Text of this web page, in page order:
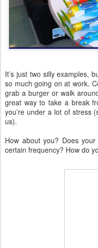
It’s just two silly examples,
so much going on at work.
grab a burger or walk
great way to take a break
you’re under a lot of stress
us).
How about you? Does
certain frequency? How do